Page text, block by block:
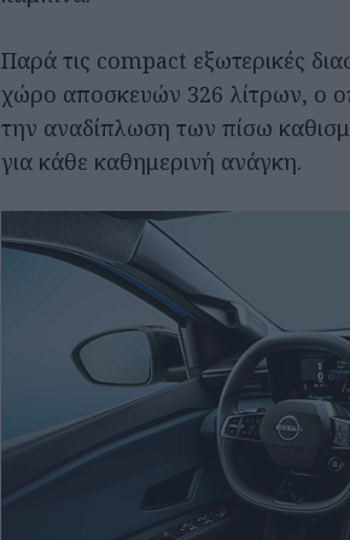
Παρά τις compact εξωτερικές
χώρο αποσκευών 326 λίτρων, ο
την αναδίπλωση των πίσω
για κάθε καθημερινή ανάγκη.